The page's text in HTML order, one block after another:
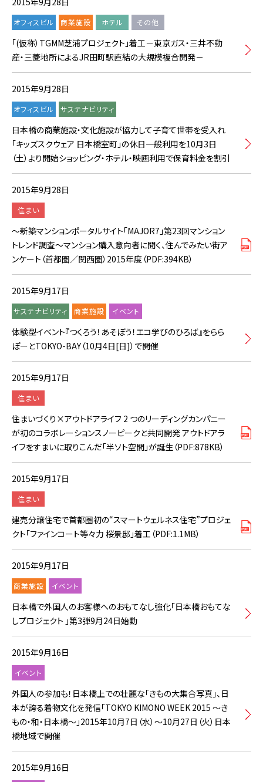
オフィスビル 商業施設 ホテル その他
「(仮称）TGMM芝浦プロジェクト」着工－東京ガス・三井不動
産・三菱地所によるJR田町駅直結の大規模複合開発－
2015年9月28日
オフィスビル サステナビリティ
日本橋の商業施設・文化施設が協力して子育て世帯を受入れ
「キッズスクウェア 日本橋室町」の休日一般利用を10月3日
（土）より開始ショッピング・ホテル・映画利用で保育料金を割引
2015年9月28日
住まい
～新築マンションポータルサイト「MAJOR7」第23回マンション
トレンド調査～マンション購入意向者に聞く、住んでみたい街ア
ンケート（首都圏／関西圏）2015年度（PDF:394KB）
2015年9月17日
サステナビリティ 商業施設 イベント
体験型イベント『つくろう！あそぼう！エコ学びのひろば』をらら
ぽーとTOKYO-BAY（10月4日[日]）で開催
2015年9月17日
住まい
住まいづくり×アウトドアライフ 2 つのリーディングカンパニー
が初のコラボレーションスノーピークと共同開発 アウトドアラ
イフをすまいに取りこんだ「半ソト空間」が誕生（PDF:878KB）
2015年9月17日
住まい
建売分譲住宅で首都圏初の“スマートウェルネス住宅”プロジェ
クト｢ファインコート等々力 桜景邸｣着工（PDF:1.1MB）
2015年9月17日
商業施設 イベント
日本橋で外国人のお客様へのおもてなし強化「日本橋おもてな
しプロジェクト 」第3弾9月24日始動
2015年9月16日
イベント
外国人の参加も！日本橋上での壮麗な「きもの大集合写真」、日
本が誇る着物文化を発信「TOKYO KIMONO WEEK 2015 ～き
もの・和・日本橋～」2015年10月7日（水）～10月27日（火）日本
橋地域で開催
2015年9月16日